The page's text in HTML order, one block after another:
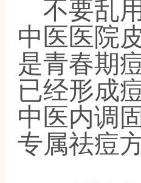
不要乱
中医医院
是青春期
已经形成
中医内调
专属祛痘